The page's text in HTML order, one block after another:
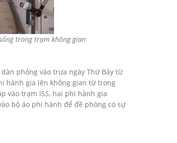
trong trạm không gian
phóng vào trưa ngày Thứ Bảy từ
hành gia lên không gian từ trong
vào trạm ISS, hai phi hành gia
bộ áo phi hành để đề phòng có sự